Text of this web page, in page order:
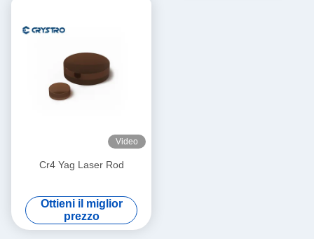
Video
Cr4 Yag Laser Rod
Ottieni il miglior
prezzo